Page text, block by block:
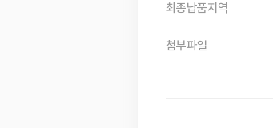
최종납품지역
첨부파일